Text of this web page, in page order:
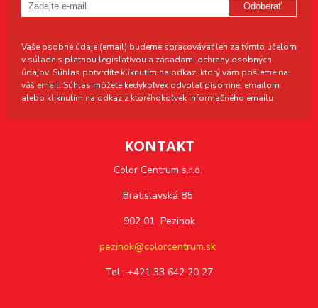
Odoberať
Vaše osobné údaje (email) budeme spracovávať len za týmto účelom
v súlade s platnou legislatívou a zásadami ochrany osobných
údajov. Súhlas potvrdíte kliknutím na odkaz, ktorý vám pošleme na
váš email. Súhlas môžete kedykoľvek odvolať písomne, emailom
alebo kliknutím na odkaz z ktoréhokoľvek informačného emailu.
KONTAKT
Color Centrum s.r.o.
Bratislavská 85
902 01 Pezinok
pezinok@colorcentrum.sk
Tel.: +421 33 642 20 27